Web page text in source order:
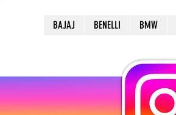
BAJAJ BENELLI BMW